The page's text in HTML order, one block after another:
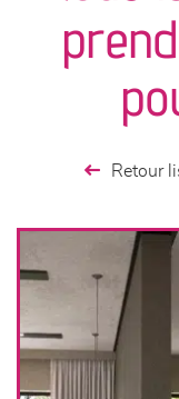
séjours
meubles de
chambres et
Retour